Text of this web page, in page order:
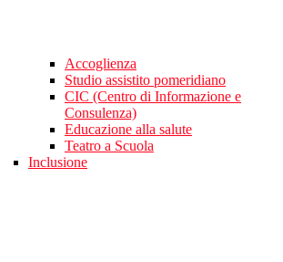
Accoglienza
Studio assistito pomeridiano
CIC (Centro di Informazione e
Consulenza)
Educazione alla salute
Teatro a Scuola
Inclusione